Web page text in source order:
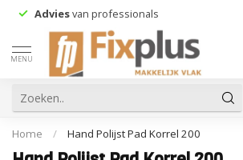
Adviesvan professionals
MENU
Home / Hand Polijst Pad Korrel 200